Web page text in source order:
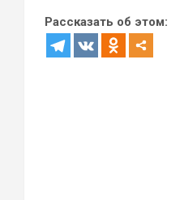
Рассказать об этом: